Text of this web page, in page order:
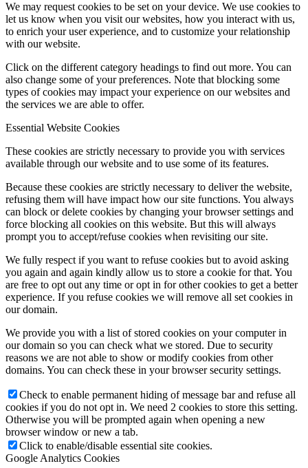
We may request cookies to be set on your device. We use cookies to
let us know when you visit our websites, how you interact with us,
to enrich your user experience, and to customize your relationship
with our website.
Click on the different category headings to find out more. You can
also change some of your preferences. Note that blocking some
types of cookies may impact your experience on our websites and
the services we are able to offer.
Essential Website Cookies
These cookies are strictly necessary to provide you with services
available through our website and to use some of its features.
Because these cookies are strictly necessary to deliver the website,
refusing them will have impact how our site functions. You always
can block or delete cookies by changing your browser settings and
force blocking all cookies on this website. But this will always
prompt you to accept/refuse cookies when revisiting our site.
We fully respect if you want to refuse cookies but to avoid asking
you again and again kindly allow us to store a cookie for that. You
are free to opt out any time or opt in for other cookies to get a better
experience. If you refuse cookies we will remove all set cookies in
our domain.
We provide you with a list of stored cookies on your computer in
our domain so you can check what we stored. Due to security
reasons we are not able to show or modify cookies from other
domains. You can check these in your browser security settings.
Check to enable permanent hiding of message bar and refuse all
cookies if you do not opt in. We need 2 cookies to store this setting.
Otherwise you will be prompted again when opening a new
browser window or new a tab.
Click to enable/disable essential site cookies.
Google Analytics Cookies